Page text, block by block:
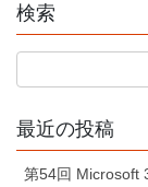
検索
最近の投稿
第54回 Microsoft